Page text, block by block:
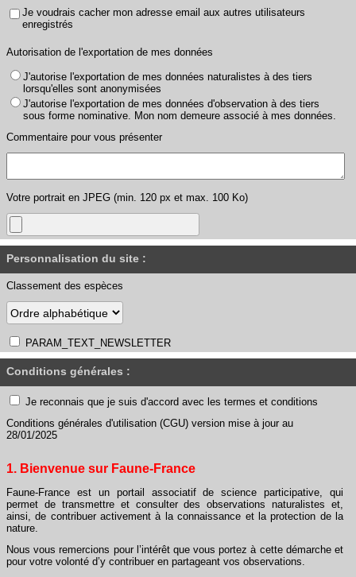
Je voudrais cacher mon adresse email aux autres utilisateurs
enregistrés
Autorisation de l'exportation de mes données
J'autorise l'exportation de mes données naturalistes à des tiers
lorsqu'elles sont anonymisées
J'autorise l'exportation de mes données d'observation à des tiers
sous forme nominative. Mon nom demeure associé à mes données.
Commentaire pour vous présenter
Votre portrait en JPEG (min. 120 px et max. 100 Ko)
Personnalisation du site :
Classement des espèces
PARAM_TEXT_NEWSLETTER
Conditions générales :
Je reconnais que je suis d'accord avec les termes et conditions
Conditions générales d'utilisation (CGU) version mise à jour au
28/01/2025
1. Bienvenue sur Faune-France
Faune-France est un portail associatif de science participative, qui
permet de transmettre et consulter des observations naturalistes et,
ainsi, de contribuer activement à la connaissance et la protection de la
nature.
Nous vous remercions pour l’intérêt que vous portez à cette démarche et
pour votre volonté d’y contribuer en partageant vos observations.